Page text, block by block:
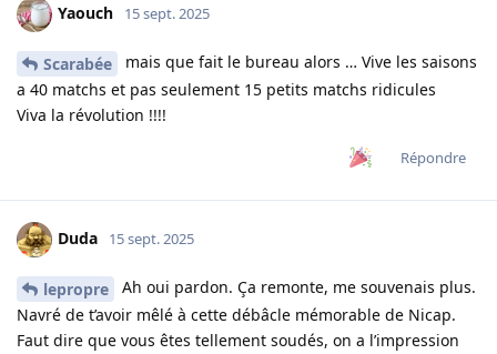
Yaouch 15 sept. 2025
Scarabée
mais que fait le bureau alors … Vive les saisons
a 40 matchs et pas seulement 15 petits matchs ridicules
Viva la révolution !!!!
Répondre
Duda 15 sept. 2025
lepropre
Ah oui pardon. Ça remonte, me souvenais plus.
Navré de t’avoir mêlé à cette débâcle mémorable de Nicap.
Faut dire que vous êtes tellement soudés, on a l’impression